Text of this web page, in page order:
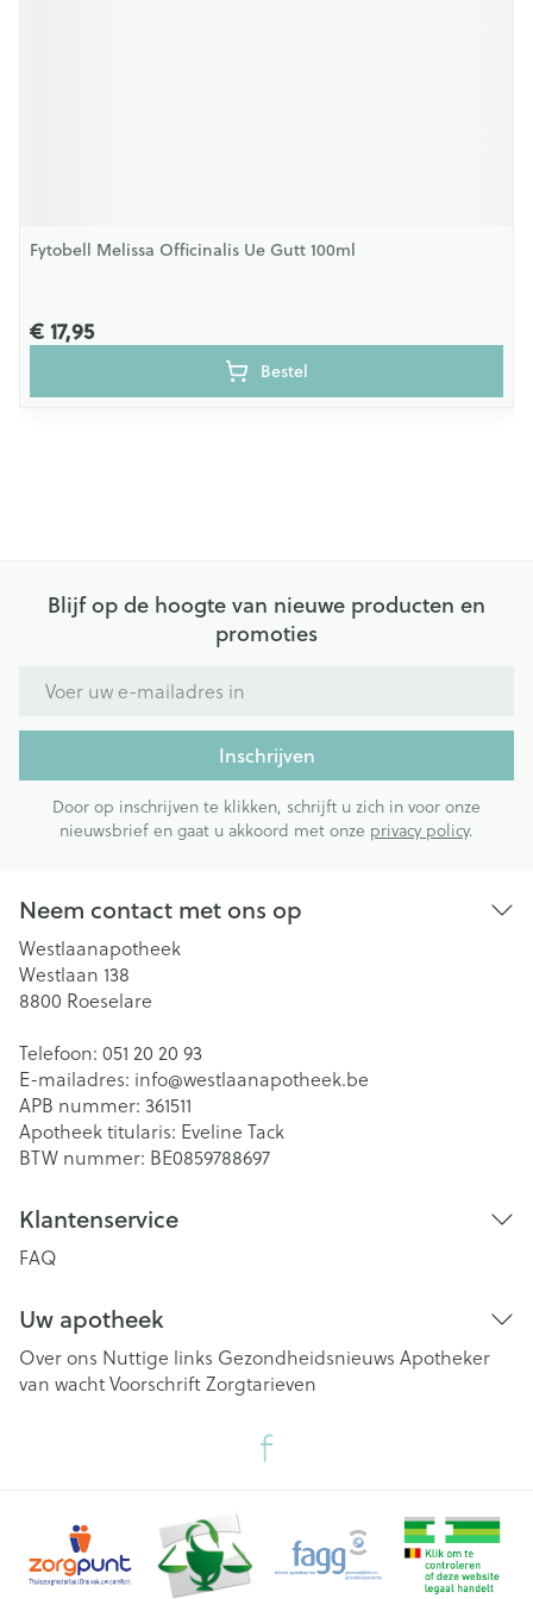
Fytobell Melissa Officinalis Ue Gutt 100ml
€ 17,95
Bestel
Blijf op de hoogte van nieuwe producten en
promoties
Inschrijven
Door op inschrijven te klikken, schrijft u zich in voor onze
nieuwsbrief en gaat u akkoord met onze privacy policy.
Neem contact met ons op
Westlaanapotheek
Westlaan 138
8800 Roeselare
Telefoon: 051 20 20 93
E-mailadres: info@westlaanapotheek.be
APB nummer: 361511
Apotheek titularis: Eveline Tack
BTW nummer: BE0859788697
Klantenservice
FAQ
Uw apotheek
Over ons Nuttige links Gezondheidsnieuws Apotheker
van wachtVoorschriftZorgtarieven